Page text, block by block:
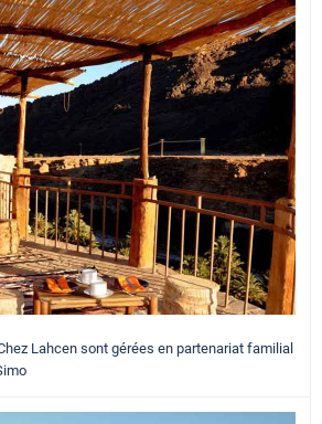
Lahcen sont gérées en partenariat familial